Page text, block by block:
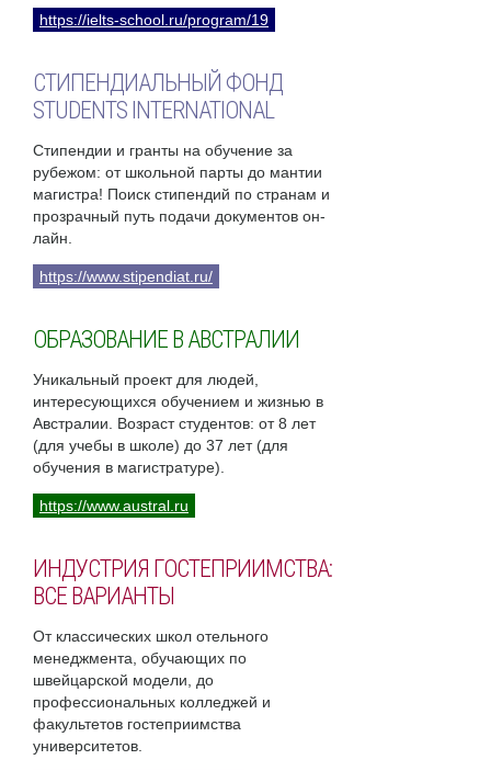
https://ielts-school.ru/program/19
СТИПЕНДИАЛЬНЫЙ ФОНД
STUDENTS INTERNATIONAL
Стипендии и гранты на обучение за
рубежом: от школьной парты до мантии
магистра! Поиск стипендий по странам и
прозрачный путь подачи документов он-
лайн.
https://www.stipendiat.ru/
ОБРАЗОВАНИЕ В АВСТРАЛИИ
Уникальный проект для людей,
интересующихся обучением и жизнью в
Австралии. Возраст студентов: от 8 лет
(для учебы в школе) до 37 лет (для
обучения в магистратуре).
https://www.austral.ru
ИНДУСТРИЯ ГОСТЕПРИИМСТВА:
ВСЕ ВАРИАНТЫ
От классических школ отельного
менеджмента, обучающих по
швейцарской модели, до
профессиональных колледжей и
факультетов гостеприимства
университетов.